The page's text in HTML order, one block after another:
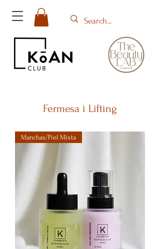
Fermesa i Lifting
Manchas/Piel Mixta